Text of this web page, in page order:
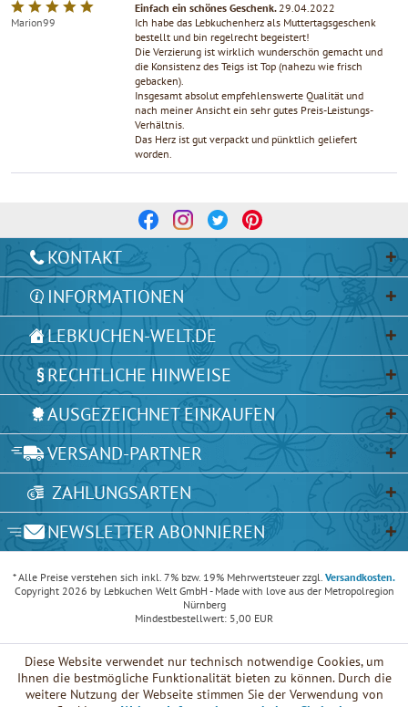
Marion99
Einfach ein schönes Geschenk.29.04.2022
Ich habe das Lebkuchenherz als Muttertagsgeschenk
bestellt und bin regelrecht begeistert!
Die Verzierung ist wirklich wunderschön gemacht und
die Konsistenz des Teigs ist Top (nahezu wie frisch
gebacken).
Insgesamt absolut empfehlenswerte Qualität und
nach meiner Ansicht ein sehr gutes Preis-Leistungs-
Verhältnis.
Das Herz ist gut verpackt und pünktlich geliefert
worden.
KONTAKT
INFORMATIONEN
LEBKUCHEN-WELT.DE
RECHTLICHE HINWEISE
AUSGEZEICHNET EINKAUFEN
VERSAND-PARTNER
ZAHLUNGSARTEN
NEWSLETTER ABONNIEREN
* Alle Preise verstehen sich inkl. 7% bzw. 19% Mehrwertsteuer zzgl. Versandkosten.
Copyright 2026 by Lebkuchen Welt GmbH - Made with love aus der Metropolregion
Nürnberg
Mindestbestellwert: 5,00 EUR
Diese Website verwendet nur technisch notwendige Cookies, um
Ihnen die bestmögliche Funktionalität bieten zu können. Durch die
weitere Nutzung der Webseite stimmen Sie der Verwendung von